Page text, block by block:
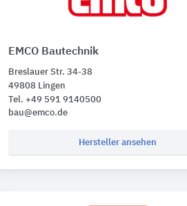
EMCO Bautechnik
Breslauer Str. 34-38
49808 Lingen
Tel. +49 591 9140500
bau@emco.de
Hersteller ansehen